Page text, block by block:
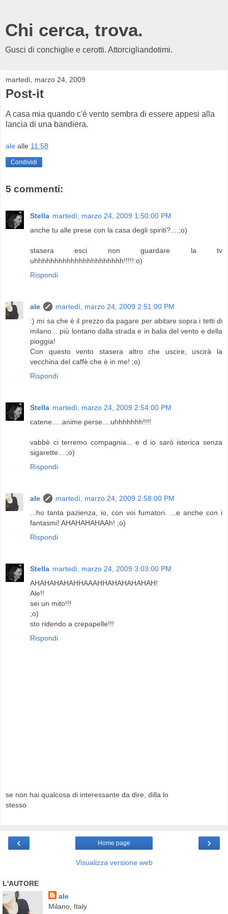
Chi cerca, trova.
Gusci di conchiglie e cerotti. Attorcigliandotimi.
martedì, marzo 24, 2009
Post-it
A casa mia quando c'è vento sembra di essere appesi alla
lancia di una bandiera.
ale alle 11:58
Condividi
5 commenti:
Stella martedì, marzo 24, 2009 1:50:00 PM
anche tu alle prese con la casa degli spiriti?....;o)
stasera esci non guardare la tv
uhhhhhhhhhhhhhhhhhhhhhh!!!!!:o)
Rispondi
ale
martedì, marzo 24, 2009 2:51:00 PM
:) mi sa che è il prezzo da pagare per abitare sopra i tetti di
milano... più lontano dalla strada e in balia del vento e della
pioggia!
Con questo vento stasera altro che uscire, uscirà la
vecchina del caffè che è in me! ;o)
Rispondi
Stella martedì, marzo 24, 2009 2:54:00 PM
catene.....anime perse....uhhhhhhh!!!!
vabbè ci terremo compagnia... e d io sarò isterica senza
sigarette....;o)
Rispondi
ale
martedì, marzo 24, 2009 2:58:00 PM
...ho tanta pazienza, io, con voi fumatori. ...e anche con i
fantasmi! AHAHAHAHAAh! ;o)
Rispondi
Stella martedì, marzo 24, 2009 3:03:00 PM
AHAHAHAHAHHAAAHHAHAHAHAHAH!
Ale!!
sei un mito!!!
;o)
sto ridendo a crepapelle!!!
Rispondi
se non hai qualcosa di interessante da dire, dilla lo
stesso
‹ ›
Home page
Visualizza versione web
L'AUTORE
ale
Milano, Italy